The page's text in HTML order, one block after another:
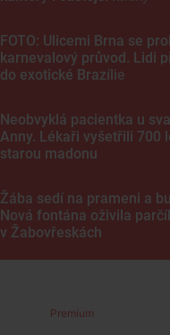
FOTO: Ulicemi Brna se
karnevalový průvod. Lidi
do exotické Brazílie
Neobvyklá pacientka u
Anny. Lékaři vyšetřili 700
starou madonu
Žába sedí na prameni a
Nová fontána oživila
v Žabovřeskách
Premium